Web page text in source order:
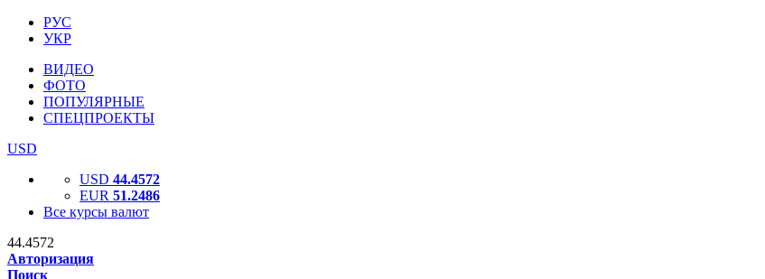
РУС
УКР
ВИДЕО
ФОТО
ПОПУЛЯРНЫЕ
СПЕЦПРОЕКТЫ
USD
USD 44.4572
EUR 51.2486
Все курсы валют
44.4572
Авторизация
Поиск